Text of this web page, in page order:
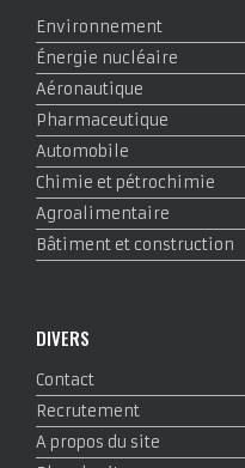
Environnement
Énergie nucléaire
Aéronautique
Pharmaceutique
Automobile
Chimie et pétrochimie
Agroalimentaire
Bâtiment et construction
DIVERS
Contact
Recrutement
A propos du site